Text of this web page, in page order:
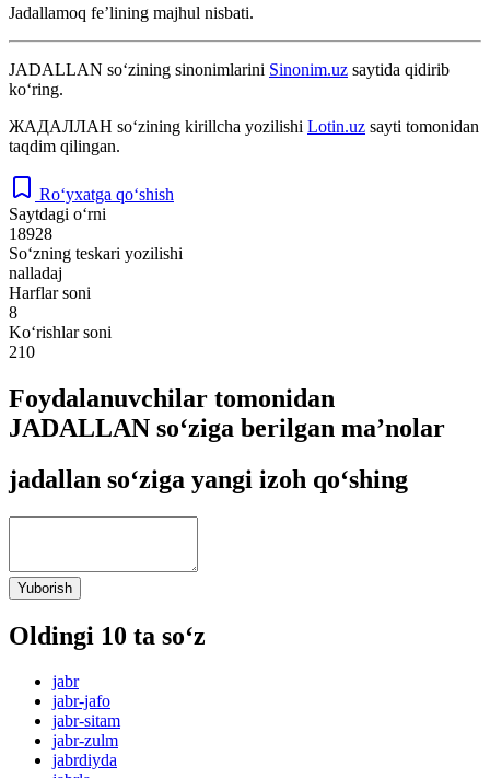
Jadallamoq feʼlining majhul nisbati.
JADALLAN so‘zining sinonimlarini Sinonim.uz saytida qidirib
ko‘ring.
ЖАДАЛЛАН so‘zining kirillcha yozilishi Lotin.uz sayti tomonidan
taqdim qilingan.
Ro‘yxatga qo‘shish
Saytdagi o‘rni
18928
So‘zning teskari yozilishi
nalladaj
Harflar soni
8
Ko‘rishlar soni
210
Foydalanuvchilar tomonidan
JADALLAN so‘ziga berilgan ma’nolar
jadallan so‘ziga yangi izoh qo‘shing
Yuborish
Oldingi 10 ta so‘z
jabr
jabr-jafo
jabr-sitam
jabr-zulm
jabrdiyda